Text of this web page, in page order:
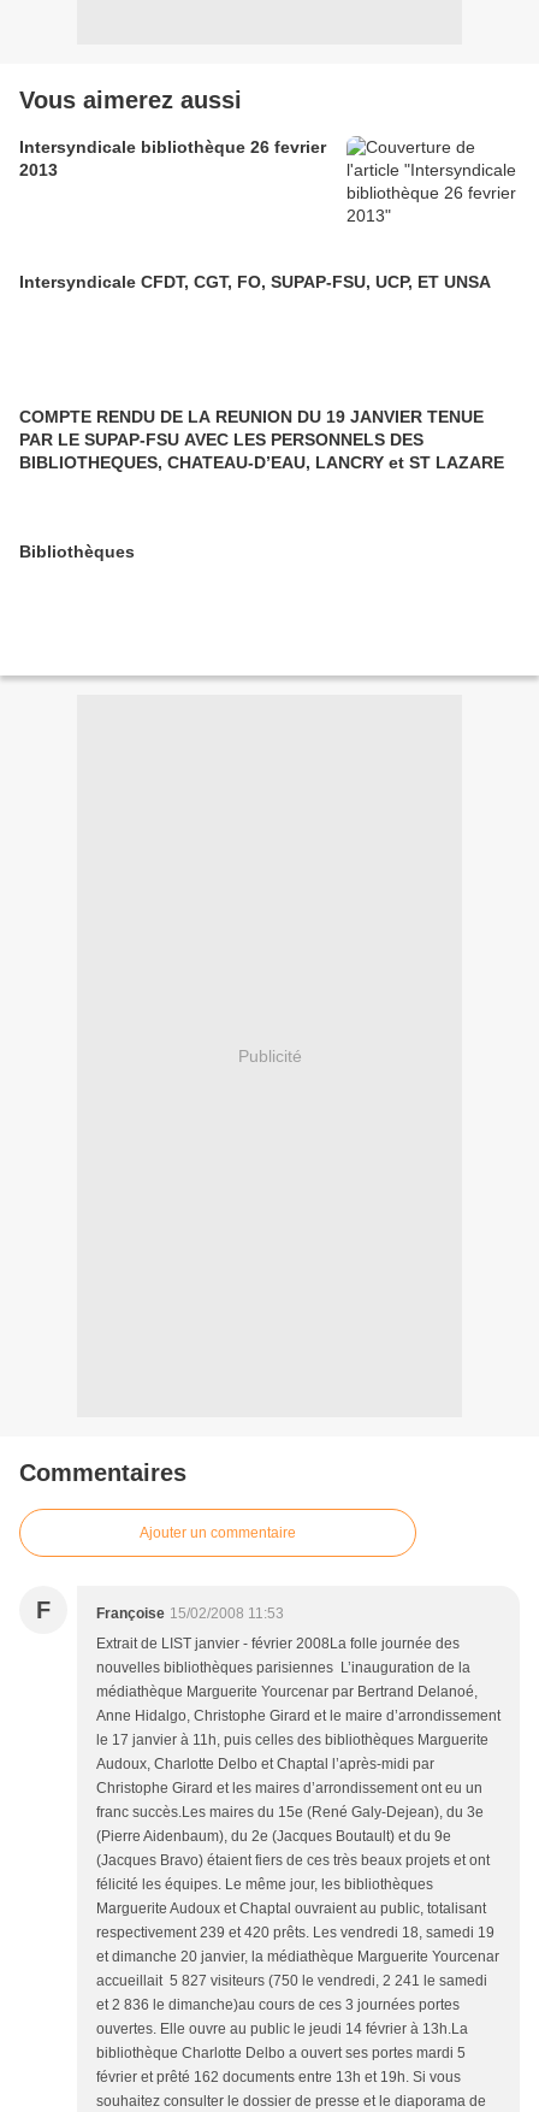
Vous aimerez aussi
Intersyndicale bibliothèque 26 fevrier
2013
Intersyndicale CFDT, CGT, FO, SUPAP-FSU, UCP, ET UNSA
COMPTE RENDU DE LA REUNION DU 19 JANVIER TENUE
PAR LE SUPAP-FSU AVEC LES PERSONNELS DES
BIBLIOTHEQUES, CHATEAU-D’EAU, LANCRY et ST LAZARE
Bibliothèques
Publicité
Commentaires
Ajouter un commentaire
F Françoise 15/02/2008 11:53
Extrait de LIST janvier - février 2008La folle journée des
nouvelles bibliothèques parisiennes L’inauguration de la
médiathèque Marguerite Yourcenar par Bertrand Delanoé,
Anne Hidalgo, Christophe Girard et le maire d’arrondissement
le 17 janvier à 11h, puis celles des bibliothèques Marguerite
Audoux, Charlotte Delbo et Chaptal l’après-midi par
Christophe Girard et les maires d’arrondissement ont eu un
franc succès.Les maires du 15e (René Galy-Dejean), du 3e
(Pierre Aidenbaum), du 2e (Jacques Boutault) et du 9e
(Jacques Bravo) étaient fiers de ces très beaux projets et ont
félicité les équipes. Le même jour, les bibliothèques
Marguerite Audoux et Chaptal ouvraient au public, totalisant
respectivement 239 et 420 prêts. Les vendredi 18, samedi 19
et dimanche 20 janvier, la médiathèque Marguerite Yourcenar
accueillait 5 827 visiteurs (750 le vendredi, 2 241 le samedi
et 2 836 le dimanche)au cours de ces 3 journées portes
ouvertes. Elle ouvre au public le jeudi 14 février à 13h.La
bibliothèque Charlotte Delbo a ouvert ses portes mardi 5
février et prêté 162 documents entre 13h et 19h. Si vous
souhaitez consulter le dossier de presse et le diaporama de